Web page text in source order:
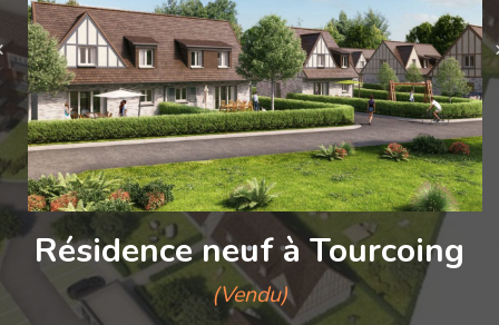
Résidence neuf à Tourcoing
(Vendu)